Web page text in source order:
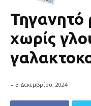
Τηγανητό
χωρίς
- 3 Δεκεμβρίου, 2024